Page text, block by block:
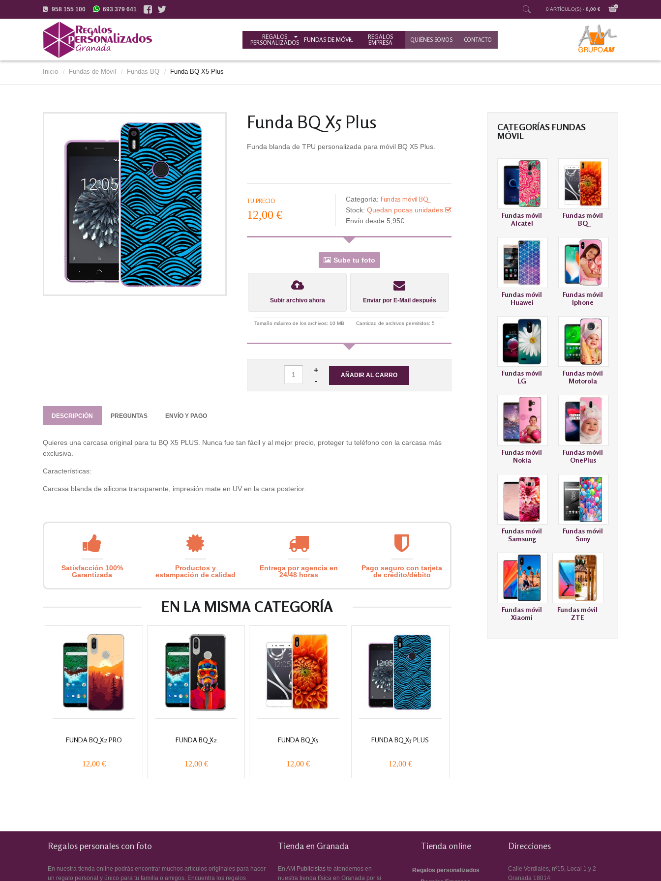
958 155 100 693 379 641 0 ARTÍCULO(S) - 0,00 €
REGALOS
PERSONALIZADOS
FUNDAS DE MÓVIL
REGALOS
EMPRESA
QUIÉNES SOMOS CONTACTO
Inicio / Fundas de Móvil / Fundas BQ / Funda BQ X5 Plus
Funda BQ X5 Plus
Funda blanda de TPU personalizada para móvil BQ X5 Plus.
TU PRECIO
12,00 €
Categoría: Fundas móvil BQ
Stock: Quedan pocas unidades
Envío desde 5,95€
Sube tu foto
Subir archivo ahora Enviar por E-Mail después
Tamaño máximo de los archivos: 10 MB Cantidad de archivos permitidos: 5
DESCRIPCIÓN PREGUNTAS ENVÍO Y PAGO
Quieres una carcasa original para tu BQ X5 PLUS. Nunca fue tan fácil y al mejor precio, proteger tu teléfono con la carcasa más
exclusiva.
Características:
Carcasa blanda de silicona transparente, impresión mate en UV en la cara posterior.
Satisfacción 100%
Garantizada
Productos y
estampación de calidad
Entrega por agencia en
24/48 horas
Pago seguro con tarjeta
de crédito/débito
EN LA MISMA CATEGORÍA
FUNDA BQ X2 PRO
12,00 €
FUNDA BQ X2
12,00 €
FUNDA BQ X5
12,00 €
FUNDA BQ X5 PLUS
12,00 €
CATEGORÍAS FUNDAS
MÓVIL
Fundas móvil
Alcatel
Fundas móvil
BQ
Fundas móvil
Huawei
Fundas móvil
Iphone
Fundas móvil
LG
Fundas móvil
Motorola
Fundas móvil
Nokia
Fundas móvil
OnePlus
Fundas móvil
Samsung
Fundas móvil
Sony
Fundas móvil
Xiaomi
Fundas móvil
ZTE
Regalos personales con foto
En nuestra tienda online podrás encontrar muchos artículos originales para hacer
un regalo personal y único para tu familia o amigos. Encuentra los regalos
Tienda en Granada
En AM Publicistas te atendemos en
nuestra tienda física en Granada por si
Tienda online
Regalos personalizados
Direcciones
Calle Verdiales, nº15, Local 1 y 2
Granada 18014